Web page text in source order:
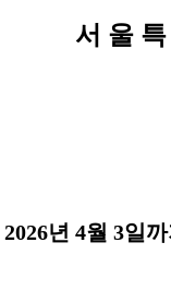
서 울
2026년 4월 3일